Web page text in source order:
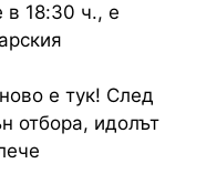
в 18:30 ч., е
е тук! След
отбора, идолът